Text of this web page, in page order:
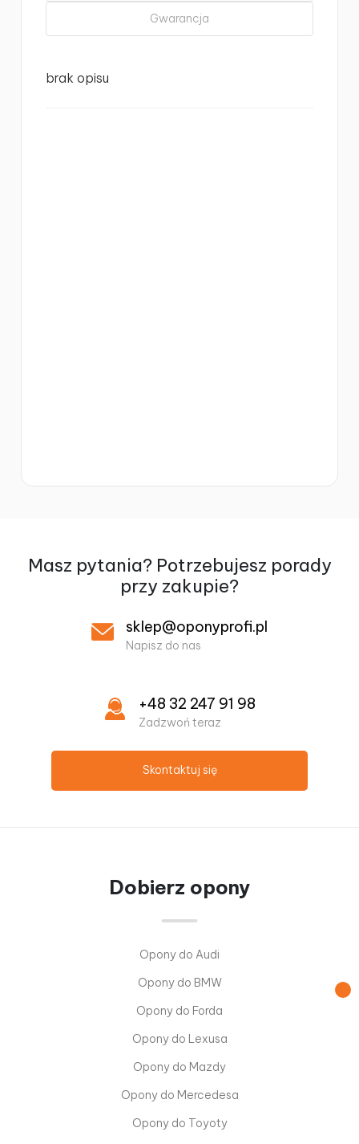
Gwarancja
brak opisu
Masz pytania? Potrzebujesz porady
przy zakupie?
sklep@oponyprofi.pl
Napisz do nas
+48 32 247 91 98
Zadzwoń teraz
Skontaktuj się
Dobierz opony
Opony do Audi
Opony do BMW
Opony do Forda
Opony do Lexusa
Opony do Mazdy
Opony do Mercedesa
Opony do Toyoty